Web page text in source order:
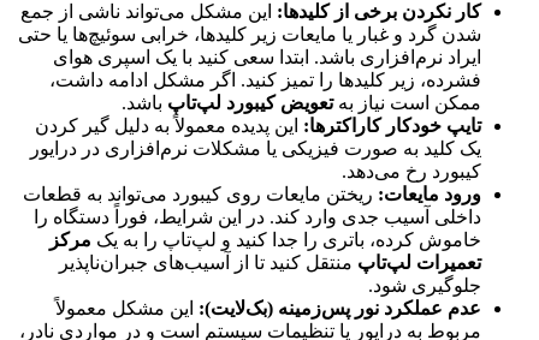
کار نکردن برخی از کلیدها: این مشکل می‌تواند ناشی از جمع
شدن گرد و غبار یا مایعات زیر کلیدها، خرابی سوئیچ‌ها یا حتی
ایراد نرم‌افزاری باشد. ابتدا سعی کنید با یک اسپری هوای
فشرده، زیر کلیدها را تمیز کنید. اگر مشکل ادامه داشت،
ممکن است نیاز بهتعویض کیبورد لپ‌تاپ باشد.
تایپ خودکار کاراکترها: این پدیده معمولاً به دلیل گیر کردن
یک کلید به صورت فیزیکی یا مشکلات نرم‌افزاری در درایور
کیبورد رخ می‌دهد.
ورود مایعات: ریختن مایعات روی کیبورد می‌تواند به قطعات
داخلی آسیب جدی وارد کند. در این شرایط، فوراً دستگاه را
خاموش کرده، باتری را جدا کنید و لپ‌تاپ را به یک مرکز
تعمیرات لپ‌تاپ منتقل کنید تا از آسیب‌های جبران‌ناپذیر
جلوگیری شود.
عدم عملکرد نور پس‌زمینه (بک‌لایت): این مشکل معمولاً
مربوط به درایور یا تنظیمات سیستم است و در مواردی نادر،